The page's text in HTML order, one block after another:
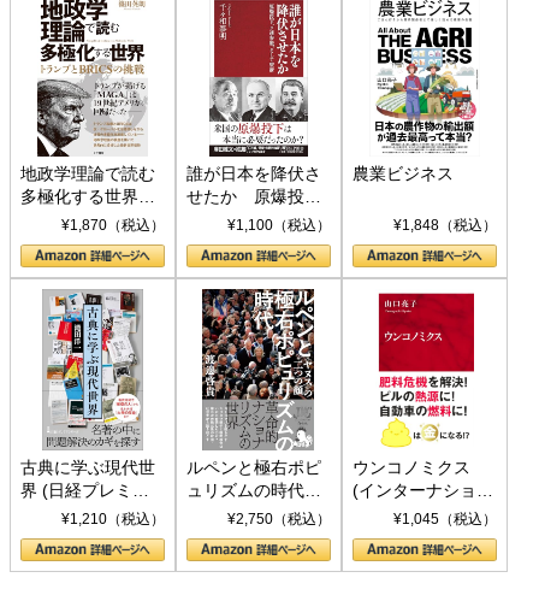
地政学理論で読む
多極化する世界：
トランプとBRICS
の挑戦
¥1,870（税込）
誰が日本を降伏さ
せたか 原爆投
下、ソ連参戦、そ
して聖断 (PHP新
書)
¥1,100（税込）
農業ビジネス
¥1,848（税込）
古典に学ぶ現代世
界 (日経プレミア
シリーズ)¥1,210（税込）
ルペンと極右ポピ
ュリズムの時代：
〈ヤヌス〉の二つ
の顔
¥2,750（税込）
ウンコノミクス
(インターナショナ
ル新書)¥1,045（税込）